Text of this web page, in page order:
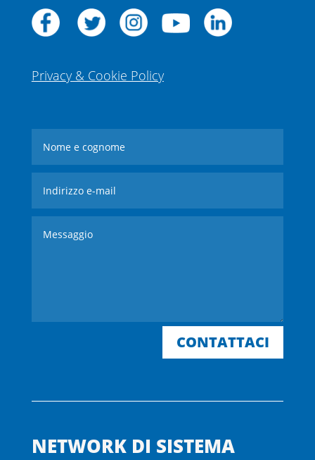
Privacy & Cookie Policy
CONTATTACI
NETWORK DI SISTEMA